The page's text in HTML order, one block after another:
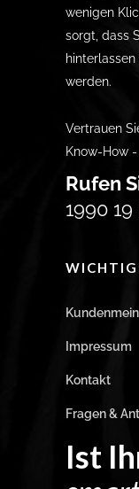
wenigen
sorgt, dass
werden.
Vertrauen
Know-How
Rufen
1990 19
Impressum
Kontakt
Fragen &
Ist